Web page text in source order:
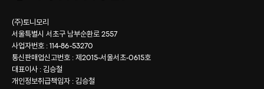
(주)토니모리
서울특별시 서초구 남부순환로 2557
사업자번호 : 114-86-53270
통신판매업신고번호 : 제2015-서울서초-0615호
대표이사 : 김승철
개인정보취급책임자 : 김승철